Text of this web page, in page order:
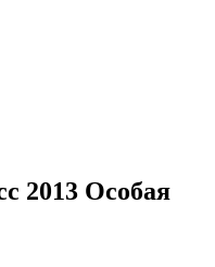
2013 Особая